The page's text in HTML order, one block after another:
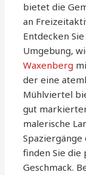
bietet die
an
Entdecken
Umgebung,
Waxenberg
der eine
Mühlviertel
gut
malerische
finden Sie
Geschmack.